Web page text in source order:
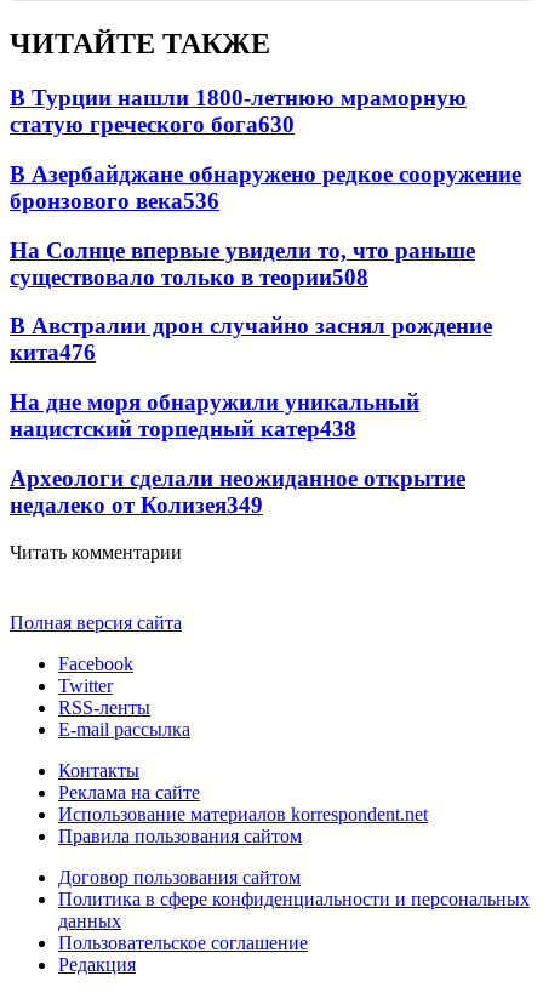
ЧИТАЙТЕ ТАКЖЕ
В Турции нашли 1800-летнюю мраморную
статую греческого бога630
В Азербайджане обнаружено редкое сооружение
бронзового века536
На Солнце впервые увидели то, что раньше
существовало только в теории508
В Австралии дрон случайно заснял рождение
кита476
На дне моря обнаружили уникальный
нацистский торпедный катер438
Археологи сделали неожиданное открытие
недалеко от Колизея349
Читать комментарии
Полная версия сайта
Facebook
Twitter
RSS-ленты
E-mail рассылка
Контакты
Реклама на сайте
Использование материалов korrespondent.net
Правила пользования сайтом
Договор пользования сайтом
Политика в сфере конфиденциальности и персональных
данных
Пользовательское соглашение
Редакция